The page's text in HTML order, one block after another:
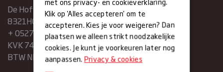
De Hofstee 1
8321HG Urk
+ 0527683454
KVK 74286293
BTW NR. NL859839151B01
Klik op 'Alles accepteren' om te
accepteren. Kies je voor weigeren? Dan
plaatsen we alleen strikt noodzakelijke
cookies. Je kunt je voorkeuren later nog
aanpassen.Privacy & cookies